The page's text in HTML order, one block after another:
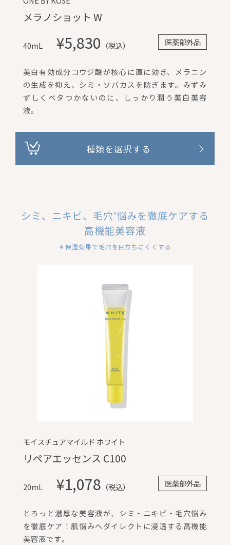
メラノショット W
40mL ¥5,830 （税込） 医薬部外品
美白有効成分コウジ酸が核心に直に効き、メラニン
の生成を抑え、シミ・ソバカスを防ぎます。みずみ
ずしくベタつかないのに、しっかり潤う美白美容
液。
種類を選択する
シミ、ニキビ、毛穴*悩みを徹底ケアする
高機能美容液
＊保湿効果で毛穴を目立ちにくくする
モイスチュアマイルド ホワイト
リペアエッセンス C100
20mL ¥1,078 （税込） 医薬部外品
とろっと濃厚な美容液が、シミ・ニキビ・毛穴悩み
を徹底ケア！肌悩みへダイレクトに浸透する高機能
美容液です。